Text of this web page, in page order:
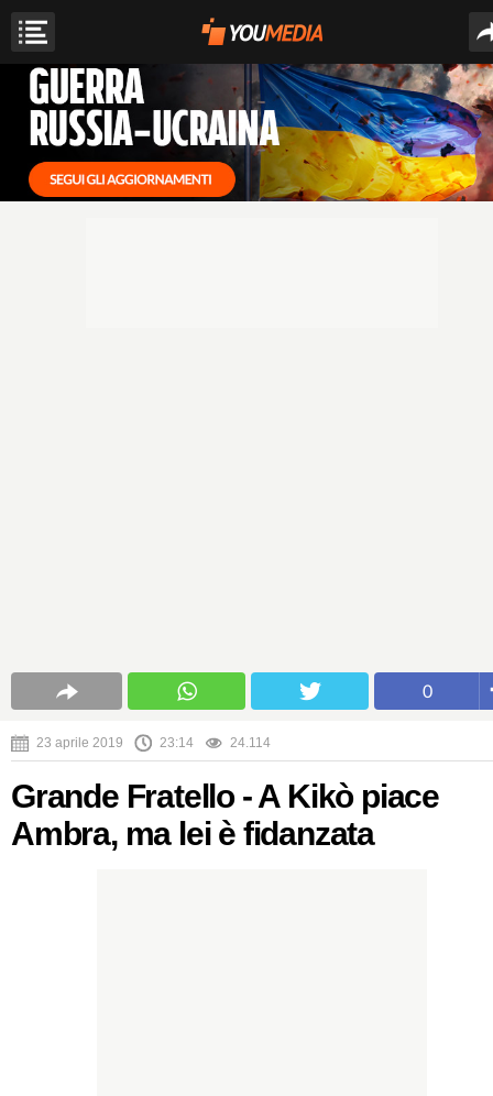
0
23 aprile 2019 23:14 24.114
Grande Fratello - A Kikò piace
Ambra, ma lei è fidanzata